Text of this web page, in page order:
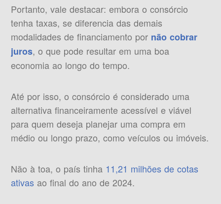
Portanto, vale destacar: embora o consórcio
tenha taxas, se diferencia das demais
modalidades de financiamento por não cobrar
juros, o que pode resultar em uma boa
economia ao longo do tempo.
Até por isso, o consórcio é considerado uma
alternativa financeiramente acessível e viável
para quem deseja planejar uma compra em
médio ou longo prazo, como veículos ou imóveis.
Não à toa, o país tinha 11,21 milhões de cotas
ativas ao final do ano de 2024.